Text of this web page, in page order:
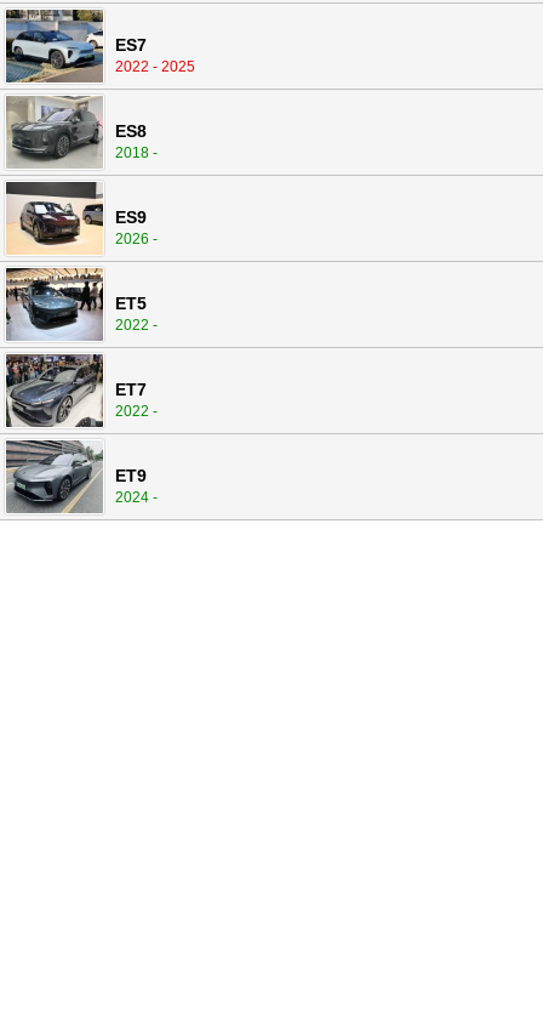
ES7
2022 - 2025
ES8
2018 -
ES9
2026 -
ET5
2022 -
ET7
2022 -
ET9
2024 -